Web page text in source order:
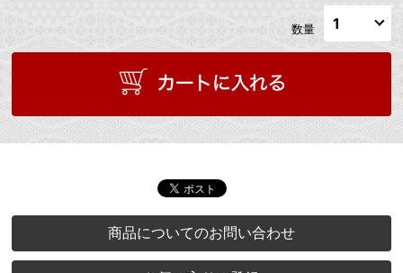
数量
商品についてのお問い合わせ